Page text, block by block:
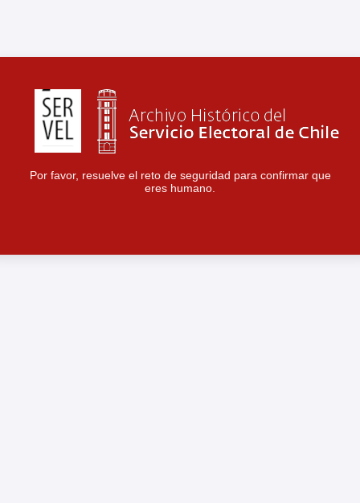
Por favor, resuelve el reto de seguridad para confirmar que
eres humano.